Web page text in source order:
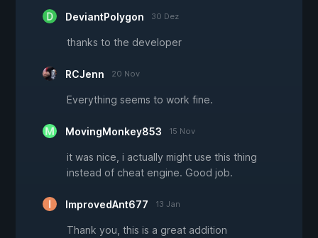
DeviantPolygon 30 Dez
thanks to the developer
RCJenn 20 Nov
Everything seems to work fine.
MovingMonkey853 15 Nov
it was nice, i actually might use this thing
instead of cheat engine. Good job.
ImprovedAnt677 13 Jan
Thank you, this is a great addition